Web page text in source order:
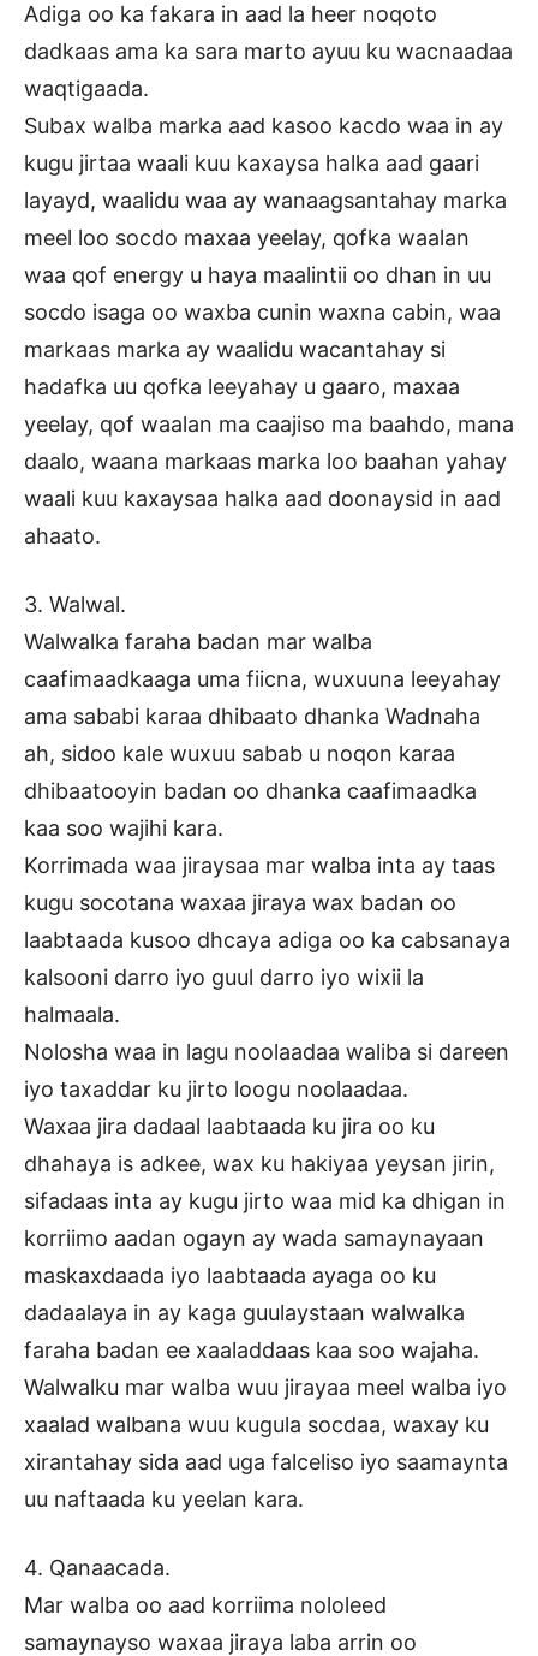
Adiga oo ka fakara in aad la heer noqoto
dadkaas ama ka sara marto ayuu ku wacnaadaa
waqtigaada.
Subax walba marka aad kasoo kacdo waa in ay
kugu jirtaa waali kuu kaxaysa halka aad gaari
layayd, waalidu waa ay wanaagsantahay marka
meel loo socdo maxaa yeelay, qofka waalan
waa qof energy u haya maalintii oo dhan in uu
socdo isaga oo waxba cunin waxna cabin, waa
markaas marka ay waalidu wacantahay si
hadafka uu qofka leeyahay u gaaro, maxaa
yeelay, qof waalan ma caajiso ma baahdo, mana
daalo, waana markaas marka loo baahan yahay
waali kuu kaxaysaa halka aad doonaysid in aad
ahaato.
3. Walwal.
Walwalka faraha badan mar walba
caafimaadkaaga uma fiicna, wuxuuna leeyahay
ama sababi karaa dhibaato dhanka Wadnaha
ah, sidoo kale wuxuu sabab u noqon karaa
dhibaatooyin badan oo dhanka caafimaadka
kaa soo wajihi kara.
Korrimada waa jiraysaa mar walba inta ay taas
kugu socotana waxaa jiraya wax badan oo
laabtaada kusoo dhcaya adiga oo ka cabsanaya
kalsooni darro iyo guul darro iyo wixii la
halmaala.
Nolosha waa in lagu noolaadaa waliba si dareen
iyo taxaddar ku jirto loogu noolaadaa.
Waxaa jira dadaal laabtaada ku jira oo ku
dhahaya is adkee, wax ku hakiyaa yeysan jirin,
sifadaas inta ay kugu jirto waa mid ka dhigan in
korriimo aadan ogayn ay wada samaynayaan
maskaxdaada iyo laabtaada ayaga oo ku
dadaalaya in ay kaga guulaystaan walwalka
faraha badan ee xaaladdaas kaa soo wajaha.
Walwalku mar walba wuu jirayaa meel walba iyo
xaalad walbana wuu kugula socdaa, waxay ku
xirantahay sida aad uga falceliso iyo saamaynta
uu naftaada ku yeelan kara.
4. Qanaacada.
Mar walba oo aad korriima nololeed
samaynayso waxaa jiraya laba arrin oo